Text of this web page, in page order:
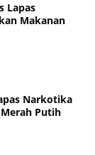
Lapas
Makanan
Narkotika
Putih